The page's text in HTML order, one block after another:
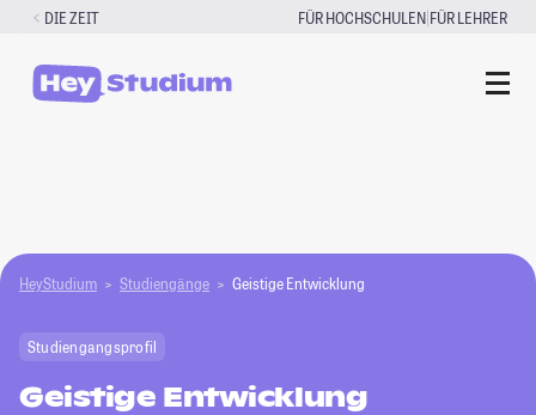
Zum
springen
DIE ZEIT FÜR HOCHSCHULEN|FÜR LEHRER
HeyStudium Studiengänge Geistige Entwicklung
Studiengangsprofil
Geistige Entwicklung